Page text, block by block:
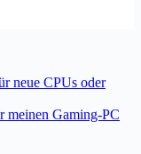
neue CPUs oder
meinen Gaming-PC